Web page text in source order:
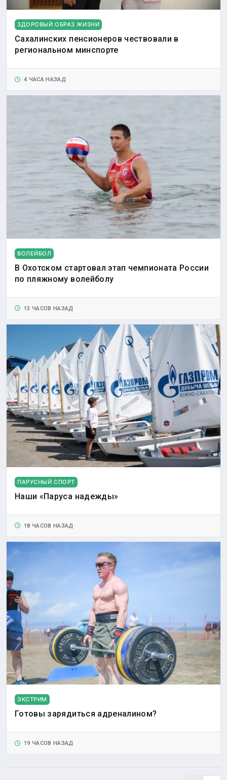
ЗДОРОВЫЙ ОБРАЗ ЖИЗНИ
Сахалинских пенсионеров чествовали в
региональном минспорте
4 ЧАСА НАЗАД
ВОЛЕЙБОЛ
В Охотском стартовал этап чемпионата России
по пляжному волейболу
13 ЧАСОВ НАЗАД
ПАРУСНЫЙ СПОРТ
Наши «Паруса надежды»
18 ЧАСОВ НАЗАД
ЭКСТРИМ
Готовы зарядиться адреналином?
19 ЧАСОВ НАЗАД